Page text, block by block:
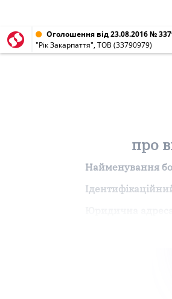
Оголошення від 23.08.2016 №
"Рік Закарпаття", ТОВ (33790979)
про
Найменування